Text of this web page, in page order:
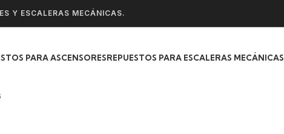
Y ESCALERAS MECÁNICAS.
PARA ASCENSORESREPUESTOS PARA ESCALERAS MECÁNICAS